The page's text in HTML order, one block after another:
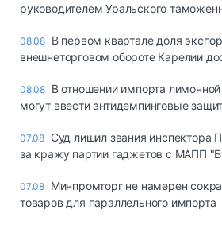
руководителем Уральского
08.08 В первом квартале доля
внешнеторговом обороте Карелии
08.08 В отношении импорта
могут ввести антидемпинговые
07.08 Суд лишил звания инспектора
за кражу партии гаджетов с МАПП
07.08 Минпромторг не намерен
товаров для параллельного импорта